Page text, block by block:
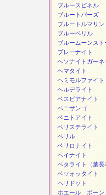
ブルースピネル
ブルートパーズ
ブルートルマリン
ブルーベリル
ブルームーンスト
プレーナイト
ヘソナイトガーネ
ヘマタイト
ヘミモルファイト
ヘルデライト
ベスビアナイト
ベニサンゴ
ベニトアイト
ベリステライト
ベリル
ベリロナイト
ペイナイト
ペタライト（葉長
ペツォッタイト
ペリドット
ホエール ボーン